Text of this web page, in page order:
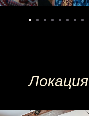
Локация